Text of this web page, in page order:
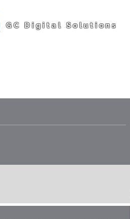
GC Digital Solutions